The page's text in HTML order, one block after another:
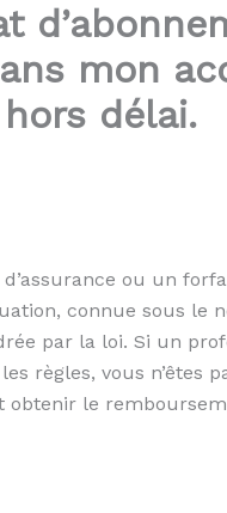
mon
délai.
ou un
connue sous le
par la loi. Si un
règles, vous n’êtes
le